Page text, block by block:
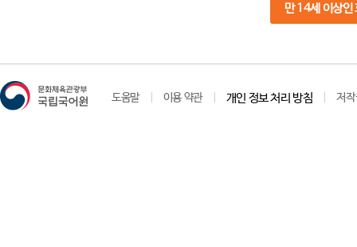
만 14세 이상인
도움말 이용 약관 개인 정보 처리 방침 저